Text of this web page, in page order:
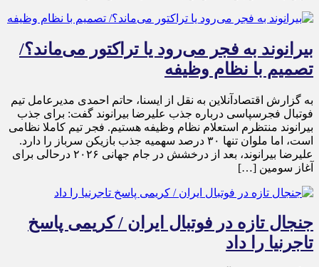
بیرانوند به فجر می‌رود یا تراکتور می‌ماند؟/
تصمیم با نظام وظیفه
به گزارش اقتصادآنلاین به نقل از ایسنا، حاتم احمدی مدیرعامل تیم
فوتبال فجرسپاسی درباره جذب علیرضا بیرانوند گفت: برای جذب
بیرانوند منتظرم استعلام نظام وظیفه هستیم. فجر تیم کاملا نظامی
است، اما ملوان تنها ۳۰ درصد سهمیه جذب بازیکن سرباز را دارد.
علیرضا بیرانوند، بعد از درخشش در جام جهانی ۲۰۲۶ درحالی برای
آغاز سومین […]
جنجال تازه در فوتبال ایران / کریمی پاسخ
تاجرنیا را داد